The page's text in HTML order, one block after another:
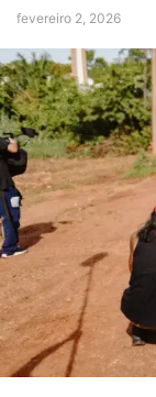
fevereiro 2, 2026